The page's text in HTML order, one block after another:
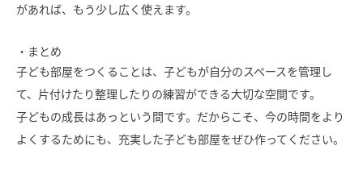
があれば、もう少し広く使えます。
・まとめ
子ども部屋をつくることは、子どもが自分のスペースを管理し
て、片付けたり整理したりの練習ができる大切な空間です。
子どもの成長はあっという間です。だからこそ、今の時間をより
よくするためにも、充実した子ども部屋をぜひ作ってください。